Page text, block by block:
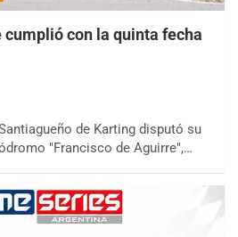
cumplió con la quinta fecha
de Karting disputó su
"Francisco de Aguirre",…